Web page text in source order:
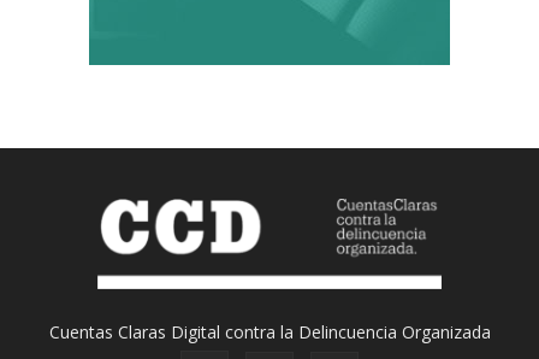
Cuentas Claras Digital contra la Delincuencia Organizada